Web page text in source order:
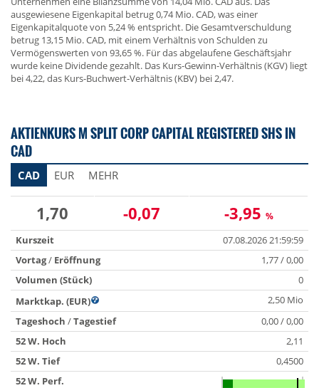
ausgewiesene Eigenkapital betrug 0,74 Mio. CAD, was einer
Eigenkapitalquote von 5,24 % entspricht. Die Gesamtverschuldung
betrug 13,15 Mio. CAD, mit einem Verhältnis von Schulden zu
Vermögenswerten von 93,65 %. Für das abgelaufene Geschäftsjahr
wurde keine Dividende gezahlt. Das Kurs-Gewinn-Verhältnis (KGV) liegt
bei 4,22, das Kurs-Buchwert-Verhältnis (KBV) bei 2,47.
AKTIENKURS M SPLIT CORP CAPITAL REGISTERED SHS IN
CAD
CAD EUR MEHR
1,70 -0,07 -3,95 %
Kurszeit
07.08.2026 21:59:59
Vortag/ Eröffnung
1,77 / 0,00
Volumen (Stück)
0
Marktkap. (EUR)
2,50 Mio
Tageshoch /Tagestief
0,00 / 0,00
52 W. Hoch
2,11
52 W. Tief
0,4500
52 W. Perf.